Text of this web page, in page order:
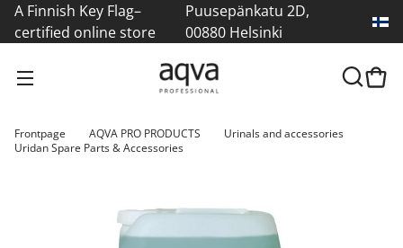
A Finnish Key Flag–
certified online store
Puusepänkatu 2D,
00880 Helsinki
Frontpage AQVA PRO PRODUCTS
Urinals and accessories
Uridan Spare Parts & Accessories